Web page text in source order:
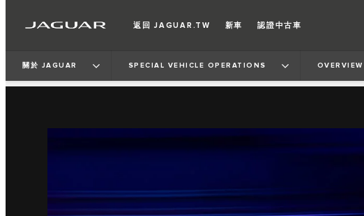
返回 JAGUAR.TW 新車 認證中古車
關於 JAGUAR SPECIAL VEHICLE OPERATIONS OVERVIEW